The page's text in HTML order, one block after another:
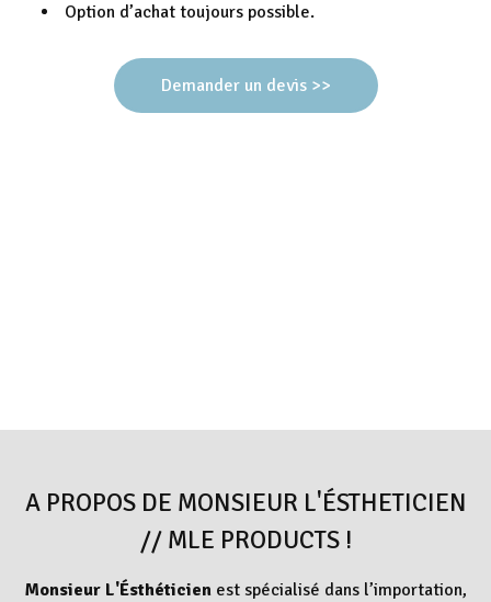
Option d’achat toujours possible.
Demander un devis >>
A PROPOS DE MONSIEUR L'ÉSTHETICIEN
// MLE PRODUCTS !
Monsieur L'Ésthéticien est spécialisé dans l’importation,